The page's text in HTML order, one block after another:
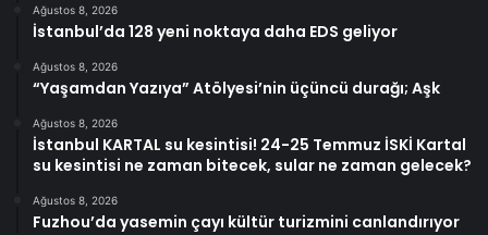
Ağustos 8, 2026
İstanbul’da 128 yeni noktaya daha EDS geliyor
Ağustos 8, 2026
“Yaşamdan Yazıya” Atölyesi’nin üçüncü durağı; Aşk
Ağustos 8, 2026
İstanbul KARTAL su kesintisi! 24-25 Temmuz İSKİ Kartal
su kesintisi ne zaman bitecek, sular ne zaman gelecek?
Ağustos 8, 2026
Fuzhou’da yasemin çayı kültür turizmini canlandırıyor